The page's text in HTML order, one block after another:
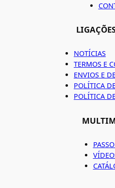
NOTÍCIAS
TERMOS E
ENVIOS E
POLÍTICA
POLÍTICA